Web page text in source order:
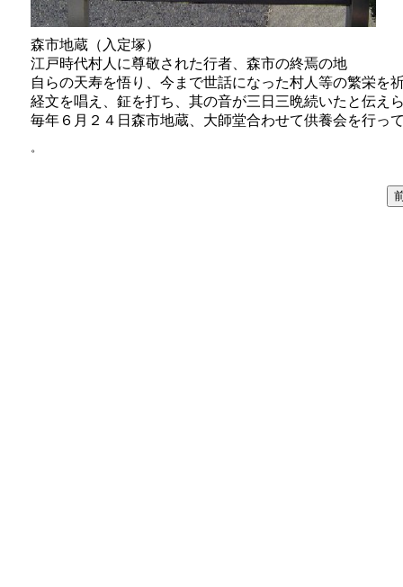
森市地蔵（入定塚）
江戸時代村人に尊敬された行者、森市の終焉の地
自らの天寿を悟り、今まで世話になった村人等の繁栄を
経文を唱え、鉦を打ち、其の音が三日三晩続いたと伝え
毎年６月２４日森市地蔵、大師堂合わせて供養会を行っ
。